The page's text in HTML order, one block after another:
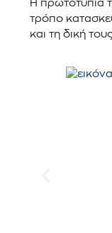
Η πρωτοτυπία
τρόπο
και τη δική